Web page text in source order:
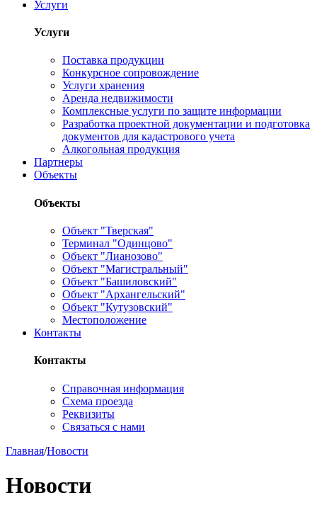
Услуги
Услуги
Поставка продукции
Конкурсное сопровождение
Услуги хранения
Аренда недвижимости
Комплексные услуги по защите информации
Разработка проектной документации и подготовка
документов для кадастрового учета
Алкогольная продукция
Партнеры
Объекты
Объекты
Объект "Тверская"
Терминал "Одинцово"
Объект "Лианозово"
Объект "Магистральный"
Объект "Башиловский"
Объект "Архангельский"
Объект "Кутузовский"
Местоположение
Контакты
Контакты
Справочная информация
Схема проезда
Реквизиты
Связаться с нами
Главная/Новости
Новости